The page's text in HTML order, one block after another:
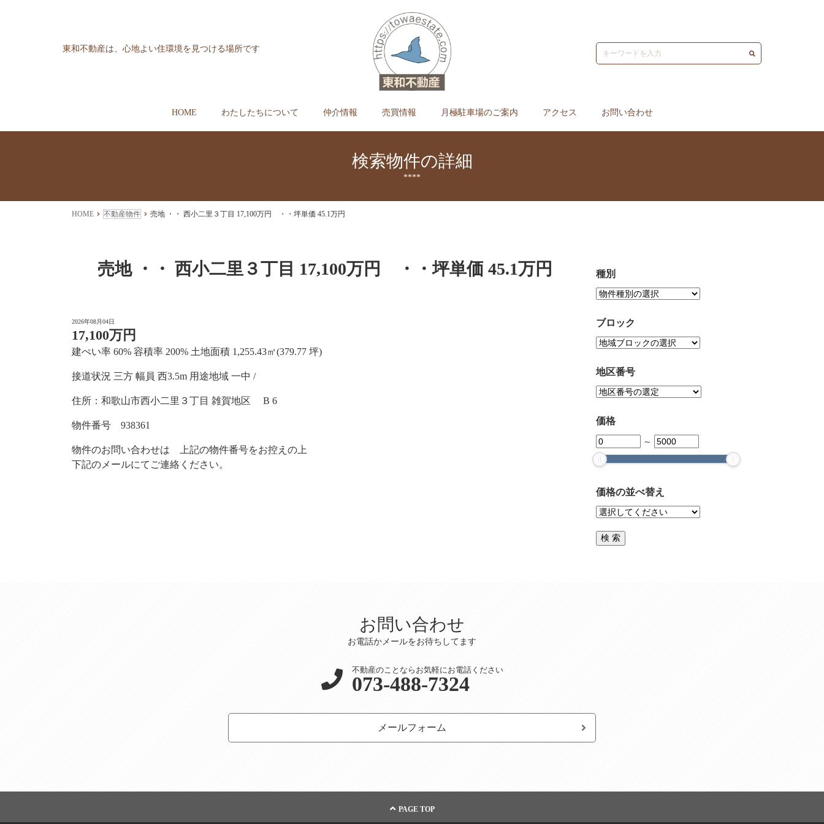
東和不動産は、心地よい住環境を見つける場所です
HOME わたしたちについて 仲介情報 売買情報 月極駐車場のご案内 アクセス お問い合わせ
検索物件の詳細
****
HOME 不動産物件 売地 ・・ 西小二里３丁目 17,100万円 ・・坪単価 45.1万円
売地 ・・ 西小二里３丁目 17,100万円 ・・坪単価 45.1万円
2026年08月04日
17,100万円
建ぺい率 60% 容積率 200% 土地面積 1,255.43㎡(379.77 坪)
接道状況 三方 幅員 西3.5m 用途地域 一中 /
住所：和歌山市西小二里３丁目 雑賀地区 B 6
物件番号 938361
物件のお問い合わせは 上記の物件番号をお控えの上
下記のメールにてご連絡ください。
種別
ブロック
地区番号
価格
～
価格の並べ替え
お問い合わせ
お電話かメールをお待ちしてます
不動産のことならお気軽にお電話ください
073-488-7324
メールフォーム
PAGE TOP